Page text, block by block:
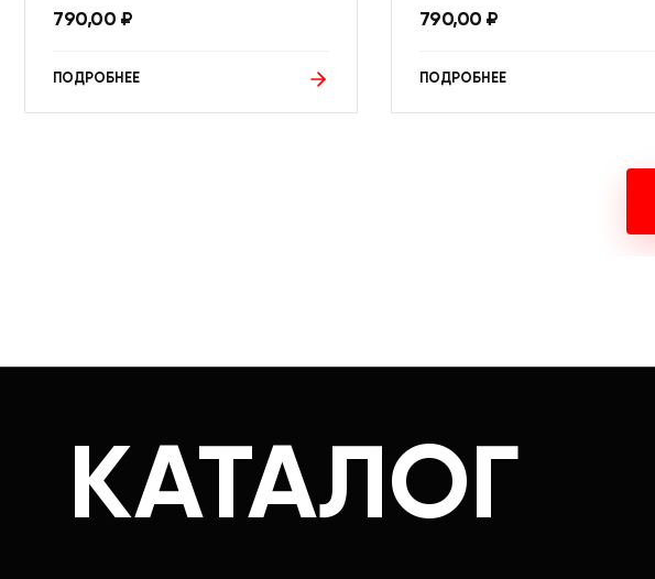
790,00 ₽
ПОДРОБНЕЕ
790,00 ₽
ПОДРОБНЕЕ
КАТАЛОГ